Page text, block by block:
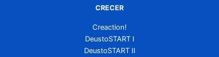
CRECER
Creaction!
DeustoSTART I
DeustoSTART II